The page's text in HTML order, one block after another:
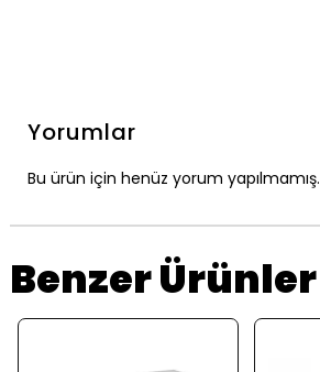
Yorumlar
Bu ürün için henüz yorum yapılmamış.
Benzer Ürünler